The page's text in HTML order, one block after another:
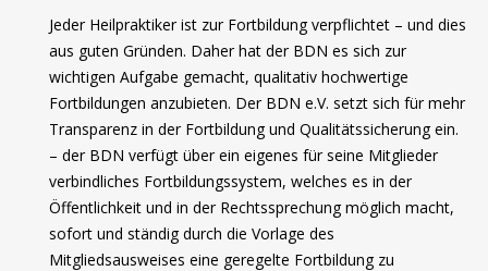
Jeder Heilpraktiker ist zur Fortbildung verpflichtet – und dies
aus guten Gründen. Daher hat der BDN es sich zur
wichtigen Aufgabe gemacht, qualitativ hochwertige
Fortbildungen anzubieten. Der BDN e.V. setzt sich für mehr
Transparenz in der Fortbildung und Qualitätssicherung ein.
– der BDN verfügt über ein eigenes für seine Mitglieder
verbindliches Fortbildungssystem, welches es in der
Öffentlichkeit und in der Rechtssprechung möglich macht,
sofort und ständig durch die Vorlage des
Mitgliedsausweises eine geregelte Fortbildung zu